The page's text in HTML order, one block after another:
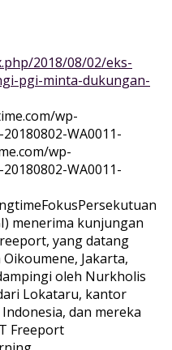
2018/08/02/eks-
pgi-minta-dukungan-
wp-
WA0011-
wp-
WA0011-
FokusPersekutuan
menerima kunjungan
yang datang
Jakarta,
oleh Nurkholis
Lokataru, kantor
dan mereka
Freeport